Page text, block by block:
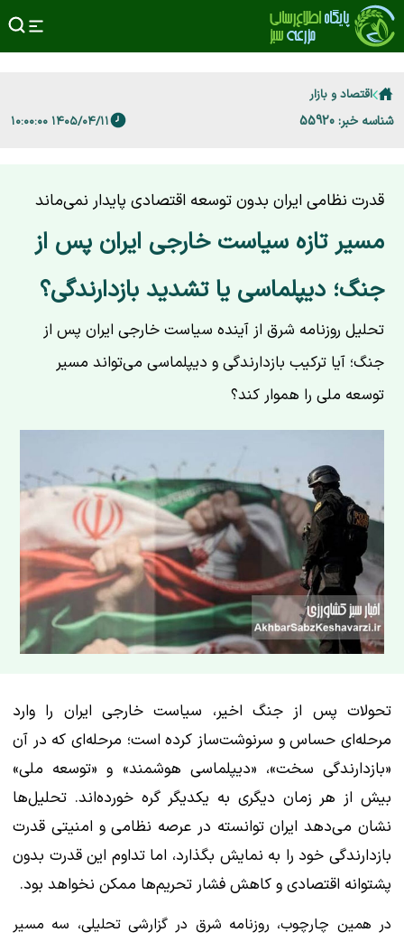
اقتصاد و بازار
شناسه خبر: 55920 ۱۴۰۵/۰۴/۱۱ ۱۰:۰۰:۰۰
قدرت نظامی ایران بدون توسعه اقتصادی پایدار نمی‌ماند
مسیر تازه سیاست خارجی ایران پس از
جنگ؛ دیپلماسی یا تشدید بازدارندگی؟
تحلیل روزنامه شرق از آینده سیاست خارجی ایران پس از
جنگ؛ آیا ترکیب بازدارندگی و دیپلماسی می‌تواند مسیر
توسعه ملی را هموار کند؟
تحولات پس از جنگ اخیر، سیاست خارجی ایران را وارد
مرحله‌ای حساس و سرنوشت‌ساز کرده است؛ مرحله‌ای که در آن
«بازدارندگی سخت»، «دیپلماسی هوشمند» و «توسعه ملی»
بیش از هر زمان دیگری به یکدیگر گره خورده‌اند. تحلیل‌ها
نشان می‌دهد ایران توانسته در عرصه نظامی و امنیتی قدرت
بازدارندگی خود را به نمایش بگذارد، اما تداوم این قدرت بدون
پشتوانه اقتصادی و کاهش فشار تحریم‌ها ممکن نخواهد بود.
در همین چارچوب، روزنامه شرق در گزارشی تحلیلی، سه مسیر